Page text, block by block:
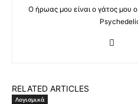
Ο ήρωας μου είναι ο γάτος μου
RELATED ARTICLES
Λογισμικά